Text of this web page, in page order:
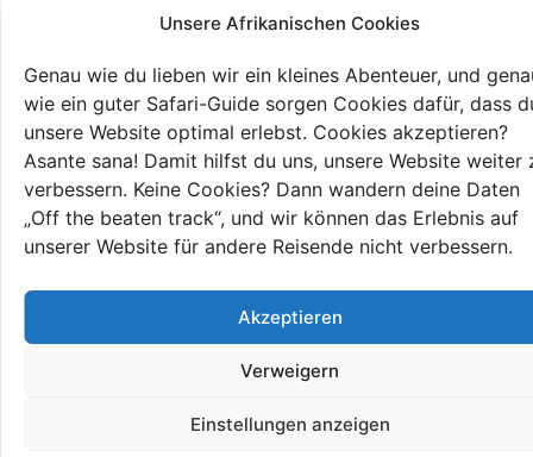
Unsere Afrikanischen Cookies
Genau wie du lieben wir ein kleines Abenteuer, und
wie ein guter Safari-Guide sorgen Cookies dafür, dass
unsere Website optimal erlebst. Cookies akzeptieren?
Asante sana! Damit hilfst du uns, unsere Website weiter
verbessern. Keine Cookies? Dann wandern deine Daten
„Off the beaten track“, und wir können das Erlebnis auf
unserer Website für andere Reisende nicht verbessern.
Akzeptieren
Verweigern
Einstellungen anzeigen
Baby/Kleinkind
Wenn ihr als frischgebackene Eltern die wunderbare
Welt Afrikas entdecken möchtet, sind Reiseziele wie
Südafrika und Namibia genau das Richtige für euch.
Beide Länder sind weitgehend malariafrei, die Straßen
wurde nicht gespart. Wenn euer kleiner Sprössling
gewickelt werden muss oder anfängt zu weinen, könnt
Nicht nur für Eltern mit Babys und/oder Kleinkindern,
sondern auch für Familien mit kleinen Kindern sind
Südafrika und Namibia exotische Paradiese. Kinder